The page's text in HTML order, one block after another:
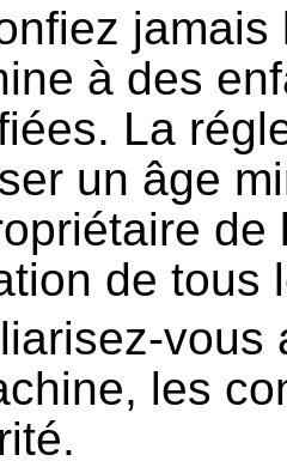
à des
La
un âge
de tous
vous
les